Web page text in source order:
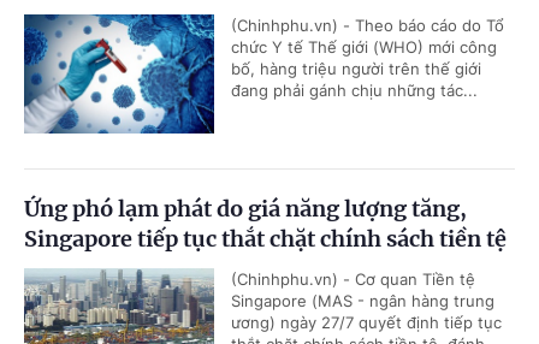
(Chinhphu.vn) - Theo báo cáo do Tổ
chức Y tế Thế giới (WHO) mới công
bố, hàng triệu người trên thế giới
đang phải gánh chịu những tác...
Ứng phó lạm phát do giá năng lượng tăng,
Singapore tiếp tục thắt chặt chính sách tiền tệ
(Chinhphu.vn) - Cơ quan Tiền tệ
Singapore (MAS - ngân hàng trung
ương) ngày 27/7 quyết định tiếp tục